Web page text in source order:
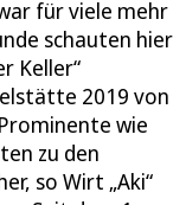
für viele mehr
schauten hier
Keller“
2019 von
wie
zu den
so Wirt „Aki“